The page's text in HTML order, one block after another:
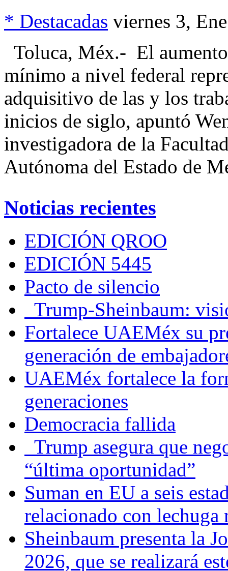
* Destacadas viernes 3,
Toluca, Méx.- El
mínimo a nivel federal
adquisitivo de las y los
inicios de siglo, apuntó
investigadora de la
Autónoma del Estado de
Noticias recientes
EDICIÓN QROO
EDICIÓN 5445
Pacto de silencio
Trump-Sheinbaum:
Fortalece UAEMéx su
generación de
UAEMéx fortalece la
generaciones
Democracia fallida
Trump asegura que
“última oportunidad”
Suman en EU a seis
relacionado con lechuga
Sheinbaum presenta la
2026, que se realizará